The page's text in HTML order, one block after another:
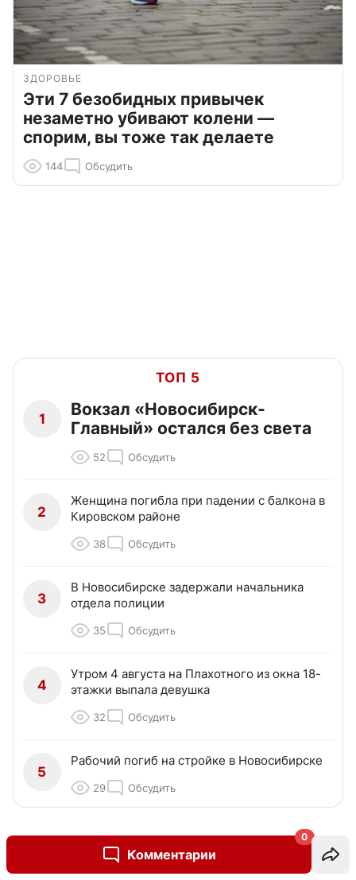
Комментарии
0
ЗДОРОВЬЕ
Эти 7 безобидных привычек
незаметно убивают колени —
спорим, вы тоже так делаете
144 Обсудить
ТОП 5
1
Вокзал «Новосибирск-
Главный» остался без света
52 Обсудить
2
Женщина погибла при падении с балкона в
Кировском районе
38 Обсудить
3
В Новосибирске задержали начальника
отдела полиции
35 Обсудить
4
Утром 4 августа на Плахотного из окна 18-
этажки выпала девушка
32 Обсудить
5
Рабочий погиб на стройке в Новосибирске
29 Обсудить
ПРОМОКОДЫ